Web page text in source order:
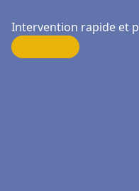
Intervention rapide et